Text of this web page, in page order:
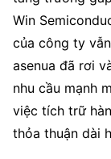
Win
của công ty
asenua đã rơi
nhu cầu mạnh
việc tích trữ
thỏa thuận dài